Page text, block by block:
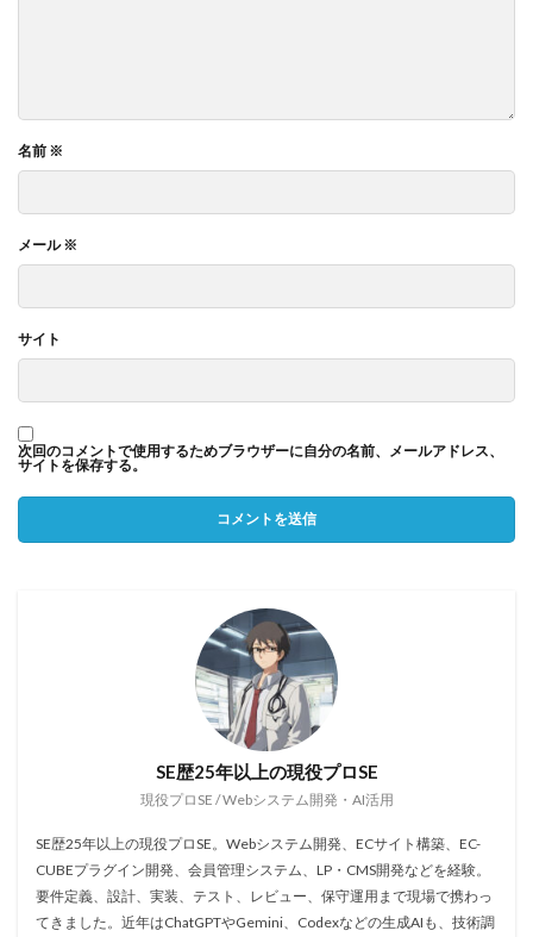
名前 ※
メール※
サイト
次回のコメントで使用するためブラウザーに自分の名前、メールアドレス、
サイトを保存する。
SE歴25年以上の現役プロSE
現役プロSE / Webシステム開発・AI活用
SE歴25年以上の現役プロSE。Webシステム開発、ECサイト構築、EC-
CUBEプラグイン開発、会員管理システム、LP・CMS開発などを経験。
要件定義、設計、実装、テスト、レビュー、保守運用まで現場で携わっ
てきました。近年はChatGPTやGemini、Codexなどの生成AIも、技術調